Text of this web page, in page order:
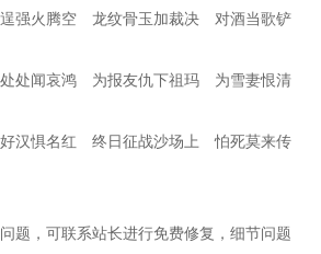
强火腾空 龙纹骨玉加裁决 对酒当歌铲
处闻哀鸿 为报友仇下祖玛 为雪妻恨清
汉惧名红 终日征战沙场上 怕死莫来传
题，可联系站长进行免费修复，细节问题